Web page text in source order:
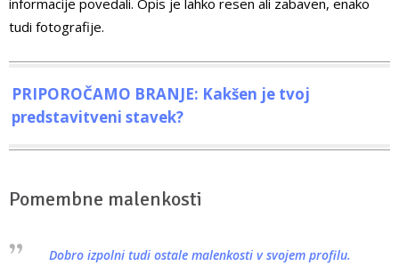
tudi fotografije.
PRIPOROČAMO BRANJE: Kakšen je tvoj
predstavitveni stavek?
Pomembne malenkosti
Dobro izpolni tudi ostale malenkosti v svojem profilu.